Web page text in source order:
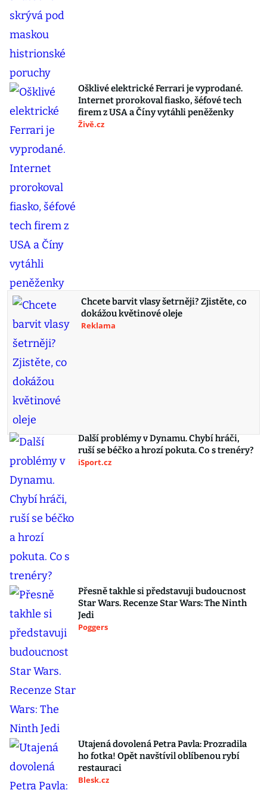
Ošklivé elektrické Ferrari je vyprodané.
Internet prorokoval fiasko, šéfové tech
firem z USA a Číny vytáhli peněženky
Živě.cz
Chcete barvit vlasy šetrněji? Zjistěte, co
dokážou květinové oleje
Reklama
Další problémy v Dynamu. Chybí hráči,
ruší se béčko a hrozí pokuta. Co s trenéry?
iSport.cz
Přesně takhle si představuji budoucnost
Star Wars. Recenze Star Wars: The Ninth
Jedi
Poggers
Utajená dovolená Petra Pavla: Prozradila
ho fotka! Opět navštívil oblíbenou rybí
restauraci
Blesk.cz